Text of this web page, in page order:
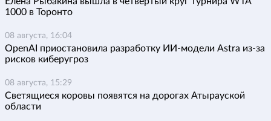
1000 в Торонто
08 августа, 16:04
OpenAI приостановила разработку ИИ-модели Astra из-за
рисков киберугроз
08 августа, 15:29
Светящиеся коровы появятся на дорогах Атырауской
области